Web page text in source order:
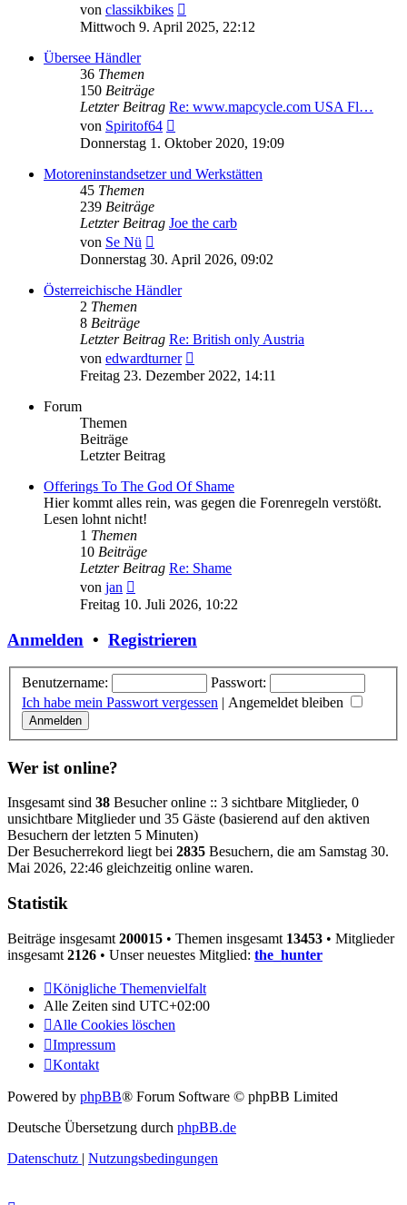
von classikbikes
Beitrag
Mittwoch 9. April 2025, 22:12
Übersee Händler
36 Themen
150 Beiträge
Letzter Beitrag Re: www.mapcycle.com USA Fl…
von Spiritof64
Beitrag
Donnerstag 1. Oktober 2020, 19:09
Motoreninstandsetzer und Werkstätten
45 Themen
239 Beiträge
Letzter Beitrag Joe the carb
von Se Nü
Beitrag
Donnerstag 30. April 2026, 09:02
Österreichische Händler
2 Themen
8 Beiträge
Letzter Beitrag Re: British only Austria
von edwardturner
Beitrag
Freitag 23. Dezember 2022, 14:11
Forum
Themen
Beiträge
Letzter Beitrag
Offerings To The God Of Shame
Hier kommt alles rein, was gegen die Forenregeln verstößt.
Lesen lohnt nicht!
1 Themen
10 Beiträge
Letzter Beitrag Re: Shame
von jan
Beitrag
Freitag 10. Juli 2026, 10:22
Anmelden • Registrieren
Benutzername:
Passwort:
Ich habe mein Passwort vergessen | Angemeldet bleiben
Wer ist online?
Insgesamt sind 38 Besucher online :: 3 sichtbare Mitglieder, 0
unsichtbare Mitglieder und 35 Gäste (basierend auf den aktiven
Besuchern der letzten 5 Minuten)
Der Besucherrekord liegt bei 2835 Besuchern, die am Samstag 30.
Mai 2026, 22:46 gleichzeitig online waren.
Statistik
Beiträge insgesamt 200015 • Themen insgesamt 13453 • Mitglieder
insgesamt 2126 • Unser neuestes Mitglied: the_hunter
Königliche Themenvielfalt
Alle Zeiten sind UTC+02:00
Alle Cookies löschen
Impressum
Kontakt
Powered by phpBB® Forum Software © phpBB Limited
Deutsche Übersetzung durch phpBB.de
Datenschutz | Nutzungsbedingungen